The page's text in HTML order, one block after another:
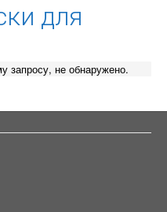
для
запросу, не обнаружено.